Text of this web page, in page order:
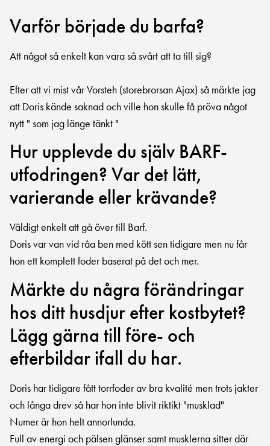
Varför började du barfa?
Att något så enkelt kan vara så svårt att ta till sig?
Efter att vi mist vår Vorsteh (storebrorsan Ajax) så märkte jag
att Doris kände saknad och ville hon skulle få pröva något
nytt " som jag länge tänkt "
Hur upplevde du själv BARF-
utfodringen? Var det lätt,
varierande eller krävande?
Väldigt enkelt att gå över till Barf.
Doris var van vid råa ben med kött sen tidigare men nu får
hon ett komplett foder baserat på det och mer.
Märkte du några förändringar
hos ditt husdjur efter kostbytet?
Lägg gärna till före- och
efterbildar ifall du har.
Doris har tidigare fått torrfoder av bra kvalité men trots jakter
och långa drev så har hon inte blivit riktikt "musklad"
Numer är hon helt annorlunda.
Full av energi och pälsen glänser samt musklerna sitter där